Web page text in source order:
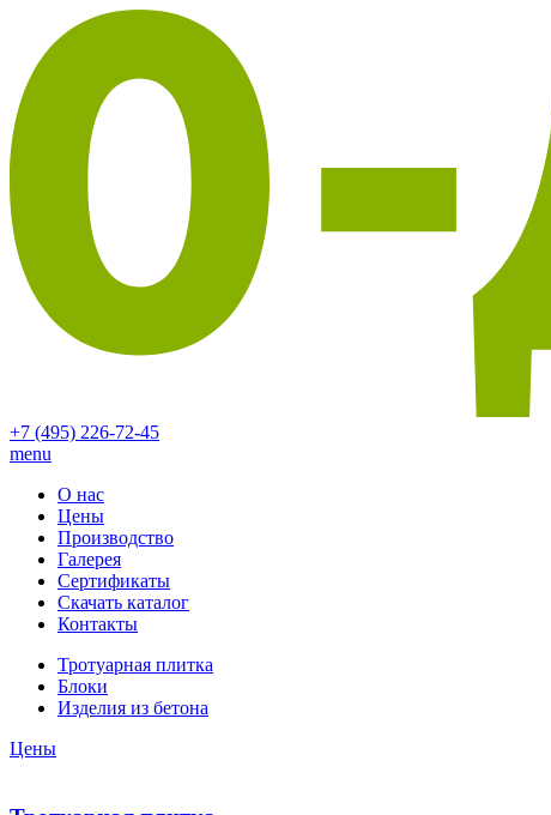
+7 (495) 226-72-45
menu
О нас
Цены
Производство
Галерея
Сертификаты
Скачать каталог
Контакты
Тротуарная плитка
Блоки
Изделия из бетона
Цены